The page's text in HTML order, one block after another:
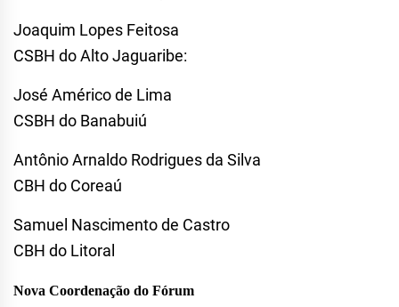
Joaquim Lopes Feitosa
CSBH do Alto Jaguaribe:
José Américo de Lima
CSBH do Banabuiú
Antônio Arnaldo Rodrigues da Silva
CBH do Coreaú
Samuel Nascimento de Castro
CBH do Litoral
Nova Coordenação do Fórum